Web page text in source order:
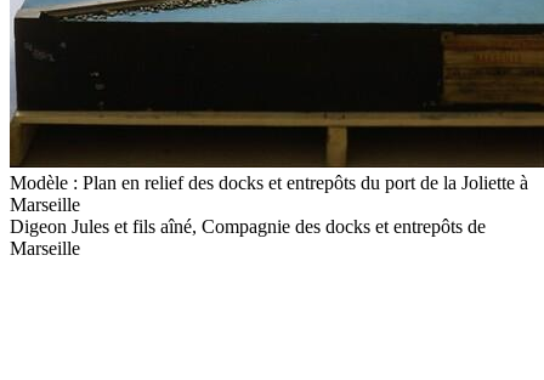
Modèle : Plan en relief des docks et entrepôts du port de la Joliette à
Marseille
Digeon Jules et fils aîné, Compagnie des docks et entrepôts de
Marseille